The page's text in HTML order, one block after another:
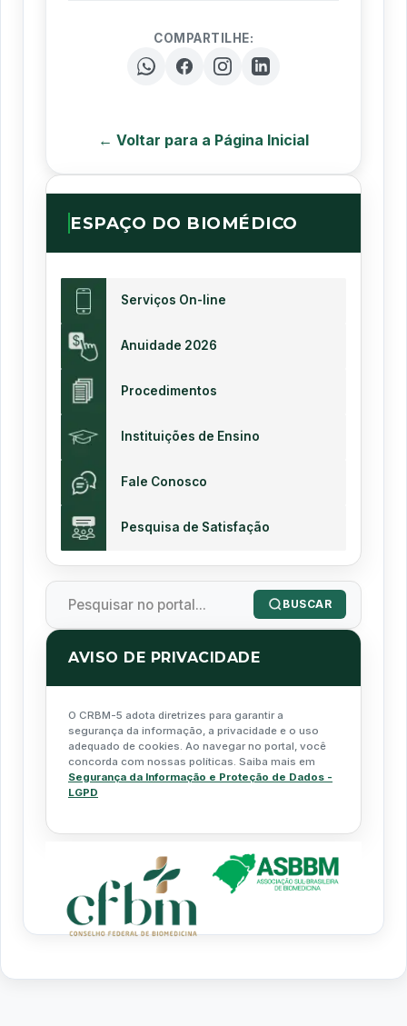
COMPARTILHE:
← Voltar para a Página Inicial
ESPAÇO DO BIOMÉDICO
Serviços On-line
Anuidade 2026
Procedimentos
Instituições de Ensino
Fale Conosco
Pesquisa de Satisfação
BUSCAR
AVISO DE PRIVACIDADE
O CRBM-5 adota diretrizes para garantir a
segurança da informação, a privacidade e o uso
adequado de cookies. Ao navegar no portal, você
concorda com nossas políticas. Saiba mais em
Segurança da Informação e Proteção de Dados -
LGPD